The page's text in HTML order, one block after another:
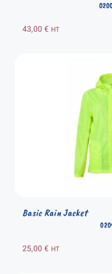
43,00€ HT
Basic Rain Jacket
25,00€ HT